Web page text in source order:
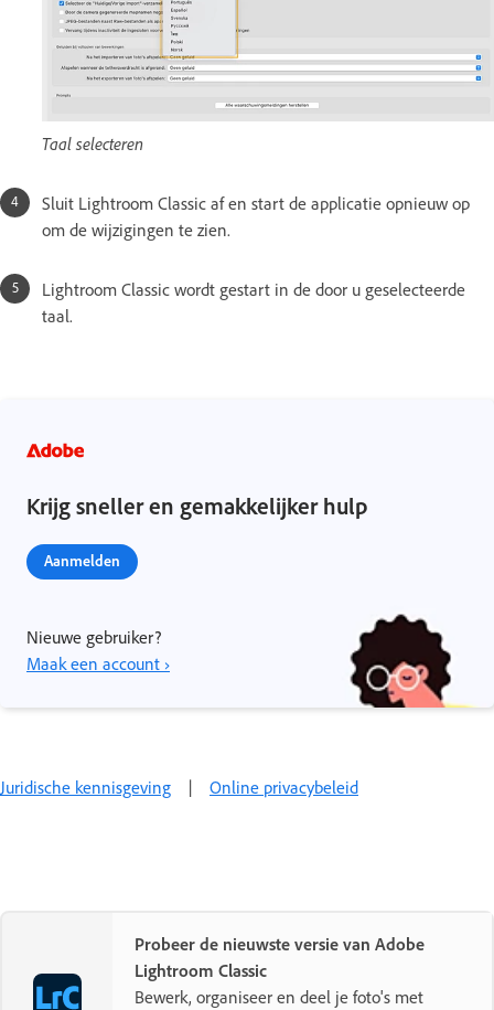
Taal selecteren
Sluit Lightroom Classic af en start de applicatie opnieuw op
om de wijzigingen te zien.
Lightroom Classic wordt gestart in de door u geselecteerde
taal.
Krijg sneller en gemakkelijker hulp
Aanmelden
Nieuwe gebruiker?
Maak een account ›
Juridische kennisgeving | Online privacybeleid
Probeer de nieuwste versie van Adobe
Lightroom Classic
Bewerk, organiseer en deel je foto's met